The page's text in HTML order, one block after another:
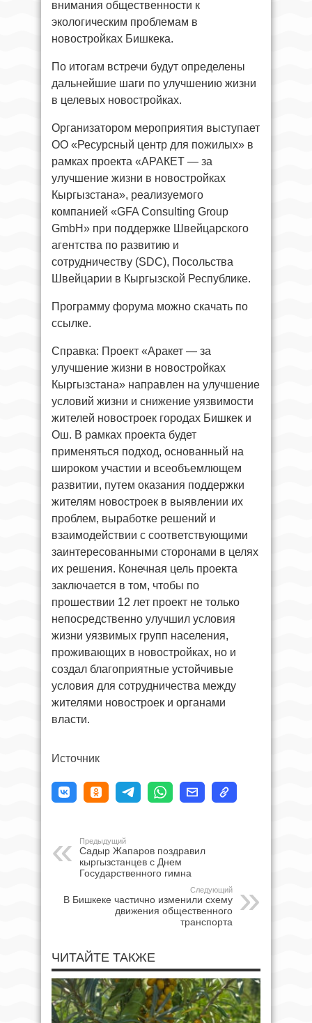
внимания общественности к
экологическим проблемам в
новостройках Бишкека.
По итогам встречи будут определены
дальнейшие шаги по улучшению жизни
в целевых новостройках.
Организатором мероприятия выступает
ОО «Ресурсный центр для пожилых» в
рамках проекта «АРАКЕТ — за
улучшение жизни в новостройках
Кыргызстана», реализуемого
компанией «GFA Consulting Group
GmbH» при поддержке Швейцарского
агентства по развитию и
сотрудничеству (SDC), Посольства
Швейцарии в Кыргызской Республике.
Программу форума можно скачать по
ссылке.
Справка: Проект «Аракет — за
улучшение жизни в новостройках
Кыргызстана» направлен на улучшение
условий жизни и снижение уязвимости
жителей новостроек городах Бишкек и
Ош. В рамках проекта будет
применяться подход, основанный на
широком участии и всеобъемлющем
развитии, путем оказания поддержки
жителям новостроек в выявлении их
проблем, выработке решений и
взаимодействии с соответствующими
заинтересованными сторонами в целях
их решения. Конечная цель проекта
заключается в том, чтобы по
прошествии 12 лет проект не только
непосредственно улучшил условия
жизни уязвимых групп населения,
проживающих в новостройках, но и
создал благоприятные устойчивые
условия для сотрудничества между
жителями новостроек и органами
власти.
Источник
Предыдущий
Садыр Жапаров поздравил
кыргызстанцев с Днем
Государственного гимна
Следующий
В Бишкеке частично изменили схему
движения общественного
транспорта
ЧИТАЙТЕ ТАКЖЕ